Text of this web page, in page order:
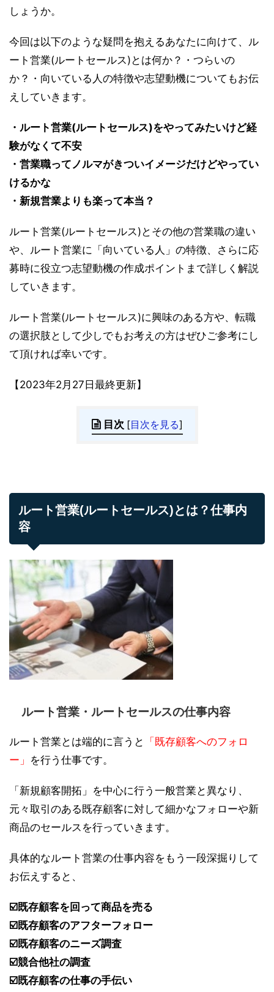
しょうか。
今回は以下のような疑問を抱えるあなたに向けて、ル
ート営業(ルートセールス)とは何か？・つらいの
か？・向いている人の特徴や志望動機についてもお伝
えしていきます。
・ルート営業(ルートセールス)をやってみたいけど経
験がなくて不安
・営業職ってノルマがきついイメージだけどやってい
けるかな
・新規営業よりも楽って本当？
ルート営業(ルートセールス)とその他の営業職の違い
や、ルート営業に「向いている人」の特徴、さらに応
募時に役立つ志望動機の作成ポイントまで詳しく解説
していきます。
ルート営業(ルートセールス)に興味のある方や、転職
の選択肢として少しでもお考えの方はぜひご参考にし
て頂ければ幸いです。
【2023年2月27日最終更新】
目次 [目次を見る]
ルート営業(ルートセールス)とは？仕事内
容
ルート営業・ルートセールスの仕事内容
ルート営業とは端的に言うと
「既存顧客へのフォロ
ー」 を行う仕事です。
「新規顧客開拓」を中心に行う一般営業と異なり、
元々取引のある既存顧客に対して細かなフォローや新
商品のセールスを行っていきます。
具体的なルート営業の仕事内容をもう一段深掘りして
お伝えすると、
☑️既存顧客を回って商品を売る
☑️既存顧客のアフターフォロー
☑️既存顧客のニーズ調査
☑️競合他社の調査
☑️既存顧客の仕事の手伝い